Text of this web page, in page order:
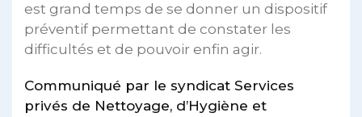
est grand temps de se donner un dispositif
préventif permettant de constater les
difficultés et de pouvoir enfin agir.
Communiqué par le syndicat Services
privés de Nettoyage, d’Hygiène et